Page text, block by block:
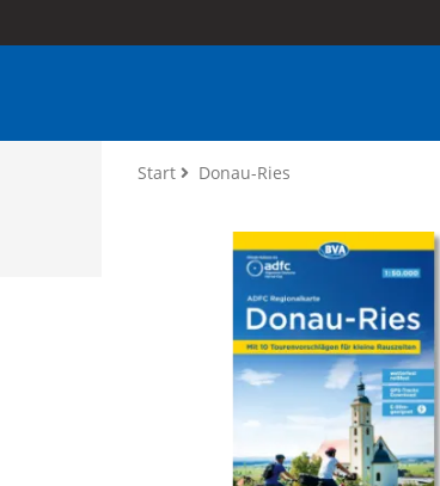
Start Donau-Ries